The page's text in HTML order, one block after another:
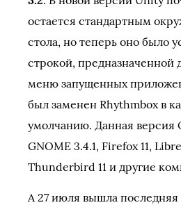
остается стандартным
стола, но теперь оно было
строкой, предназначенной
меню запущенных
был заменен Rhythmbox в
умолчанию. Данная версия
GNOME 3.4.1, Firefox 11,
Thunderbird 11 и другие
А 27 июля вышла последняя